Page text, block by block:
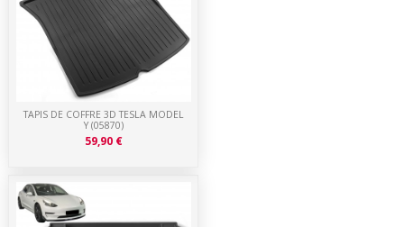
TAPIS DE COFFRE 3D TESLA MODEL
Y (05870)
59,90 €